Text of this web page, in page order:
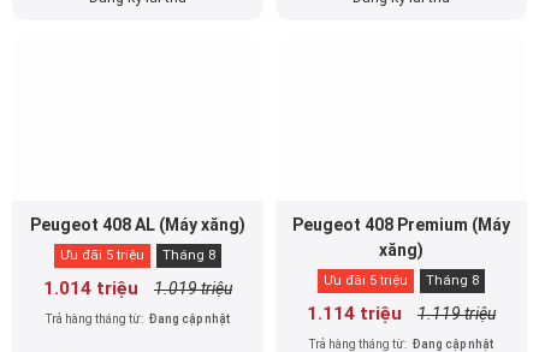
Peugeot 408 AL (Máy xăng)
Ưu đãi 5 triệu Tháng 8
1.014 triệu 1.019 triệu
Trả hàng tháng từ: Đang cập nhật
Peugeot 408 Premium (Máy
xăng)
Ưu đãi 5 triệu Tháng 8
1.114 triệu 1.119 triệu
Trả hàng tháng từ: Đang cập nhật